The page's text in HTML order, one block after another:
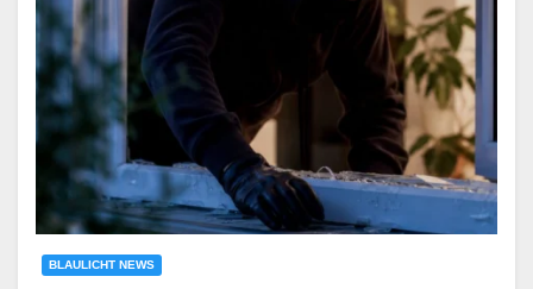
BLAULICHT NEWS